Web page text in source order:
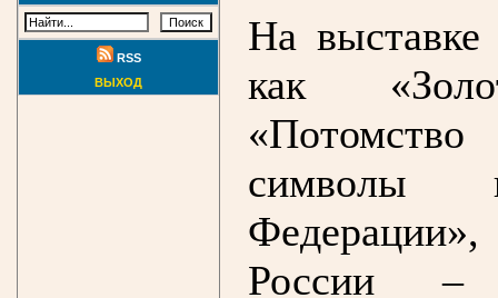
RSS
ВЫХОД
На выставке
как
«Потомство
символы
России –